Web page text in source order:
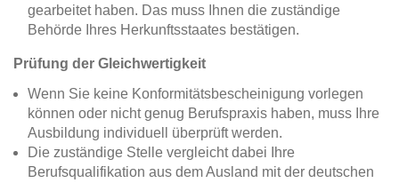
gearbeitet haben. Das muss Ihnen die zuständige
Behörde Ihres Herkunftsstaates bestätigen.
Prüfung der Gleichwertigkeit
Wenn Sie keine Konformitätsbescheinigung vorlegen
können oder nicht genug Berufspraxis haben, muss Ihre
Ausbildung individuell überprüft werden.
Die zuständige Stelle vergleicht dabei Ihre
Berufsqualifikation aus dem Ausland mit der deutschen